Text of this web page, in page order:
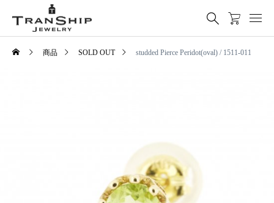
商品 SOLD OUT studded Pierce Peridot(oval) / 1511-011